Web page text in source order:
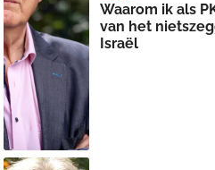
Waarom ik als
van het
Israël